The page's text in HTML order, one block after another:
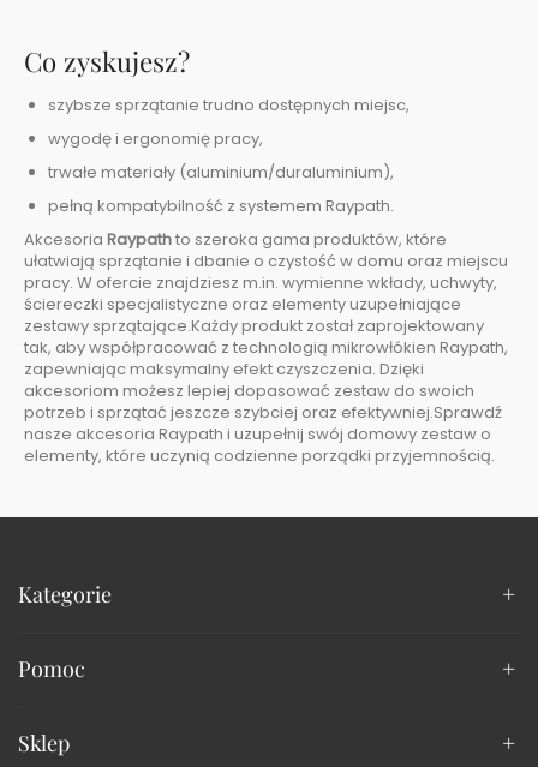
Co zyskujesz?
szybsze sprzątanie trudno dostępnych miejsc,
wygodę i ergonomię pracy,
trwałe materiały (aluminium/duraluminium),
pełną kompatybilność z systemem Raypath.
Akcesoria Raypathto szeroka gama produktów, które
ułatwiają sprzątanie i dbanie o czystość w domu oraz miejscu
pracy. W ofercie znajdziesz m.in. wymienne wkłady, uchwyty,
ściereczki specjalistyczne oraz elementy uzupełniające
zestawy sprzątające.Każdy produkt został zaprojektowany
tak, aby współpracować z technologią mikrowłókien Raypath,
zapewniając maksymalny efekt czyszczenia. Dzięki
akcesoriom możesz lepiej dopasować zestaw do swoich
potrzeb i sprzątać jeszcze szybciej oraz efektywniej.Sprawdź
nasze akcesoria Raypath i uzupełnij swój domowy zestaw o
elementy, które uczynią codzienne porządki przyjemnością.
Kategorie
Pomoc
Sklep